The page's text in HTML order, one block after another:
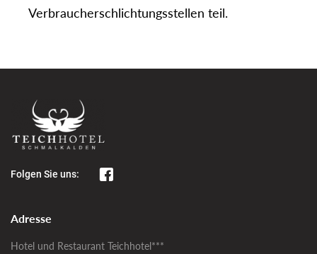
Verbraucherschlichtungsstellen teil.
Folgen Sie uns:
Adresse
Hotel und Restaurant Teichhotel***